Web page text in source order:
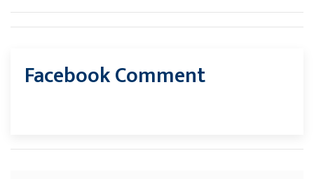
Facebook Comment